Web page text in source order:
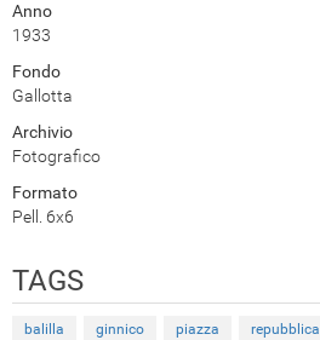
Anno
1933
Fondo
Gallotta
Archivio
Fotografico
Formato
Pell. 6x6
TAGS
balilla ginnico piazza repubblica